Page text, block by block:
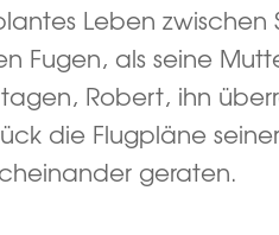
Leben
Fugen, als seine
Robert, ihn
die Flugpläne
geraten.